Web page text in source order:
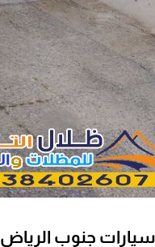
جنوب الرياض